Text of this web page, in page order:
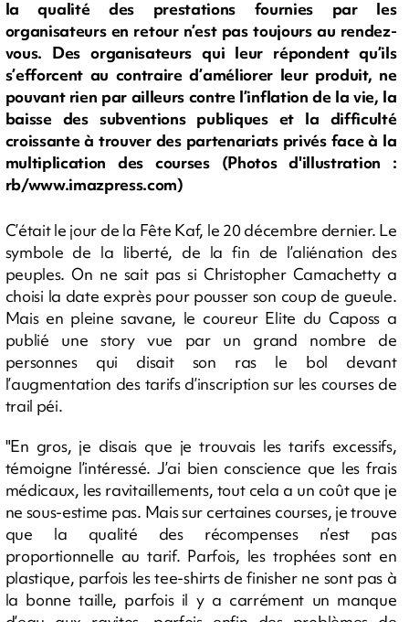
la qualité des prestations fournies par les
organisateurs en retour n’est pas toujours au rendez-
vous. Des organisateurs qui leur répondent qu’ils
s’efforcent au contraire d’améliorer leur produit, ne
pouvant rien par ailleurs contre l’inflation de la vie, la
baisse des subventions publiques et la difficulté
croissante à trouver des partenariats privés face à la
multiplication des courses (Photos d'illustration :
rb/www.imazpress.com)
C’était le jour de la Fête Kaf, le 20 décembre dernier. Le
symbole de la liberté, de la fin de l’aliénation des
peuples. On ne sait pas si Christopher Camachetty a
choisi la date exprès pour pousser son coup de gueule.
Mais en pleine savane, le coureur Elite du Caposs a
publié une story vue par un grand nombre de
personnes qui disait son ras le bol devant
l’augmentation des tarifs d’inscription sur les courses de
trail péi.
"En gros, je disais que je trouvais les tarifs excessifs,
témoigne l’intéressé. J’ai bien conscience que les frais
médicaux, les ravitaillements, tout cela a un coût que je
ne sous-estime pas. Mais sur certaines courses, je trouve
que la qualité des récompenses n’est pas
proportionnelle au tarif. Parfois, les trophées sont en
plastique, parfois les tee-shirts de finisher ne sont pas à
la bonne taille, parfois il y a carrément un manque